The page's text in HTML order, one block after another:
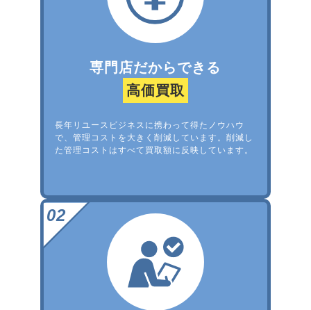
専門店だからできる
高価買取
長年リユースビジネスに携わって得たノウハウ
で、管理コストを大きく削減しています。削減し
た管理コストはすべて買取額に反映しています。